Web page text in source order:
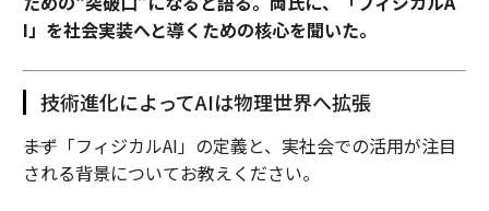
I」を社会実装へと導くための核心を聞いた。
技術進化によってAIは物理世界へ拡張
――まず「フィジカルAI」の定義と、実社会での活用が注目
される背景についてお教えください。